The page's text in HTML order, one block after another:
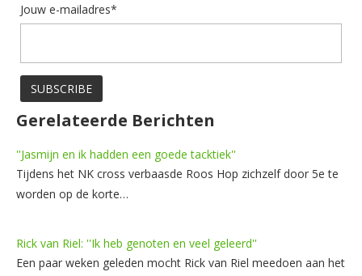
Jouw e-mailadres*
Gerelateerde Berichten
''Jasmijn en ik hadden een goede tacktiek''
Tijdens het NK cross verbaasde Roos Hop zichzelf door 5e te
worden op de korte…
Rick van Riel: ''Ik heb genoten en veel geleerd''
Een paar weken geleden mocht Rick van Riel meedoen aan het